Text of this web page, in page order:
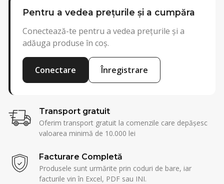
Pentru a vedea prețurile și a cumpăra
Conectează-te pentru a vedea prețurile și a
adăuga produse în coș.
Conectare Înregistrare
Transport gratuit
Oferim transport gratuit la comenzile care depășesc
valoarea minimă de 10.000 lei
Facturare Completă
Produsele sunt urmărite prin coduri de bare, iar
facturile vin în Excel, PDF sau INI.